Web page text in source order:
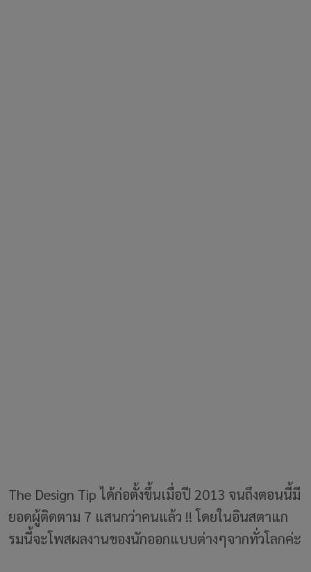
The Design Tip ได้ก่อตั้งขึ้นเมื่อปี 2013 จนถึงตอนนี้มี
ยอดผู้ติดตาม 7 แสนกว่าคนแล้ว !! โดยในอินสตาแก
รมนี้จะโพสผลงานของนักออกแบบต่างๆจากทั่วโลกค่ะ